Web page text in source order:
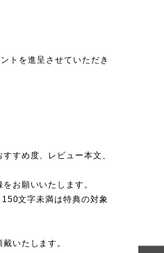
トを進呈させていただき
すめ度、レビュー本文、
お願いいたします。
文字未満は特典の対象
いたします。